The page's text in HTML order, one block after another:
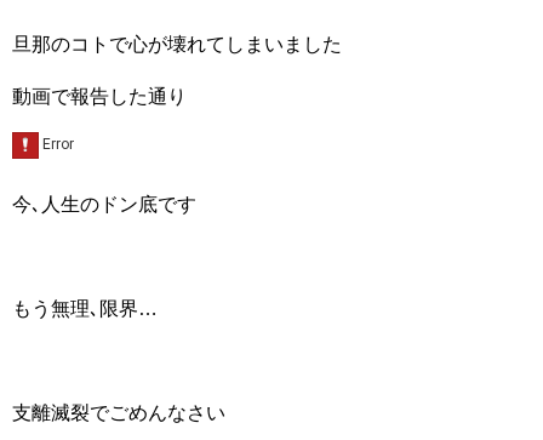
旦那のコトで心が壊れてしまいました
動画で報告した通り
今､人生のドン底です
もう無理､限界…
支離滅裂でごめんなさい